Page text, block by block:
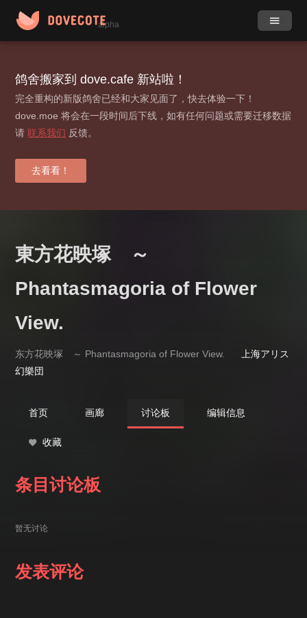
alpha
小组 目录
动态
登录 / 注册
鸽舍搬家到 dove.cafe 新站啦！
完全重构的新版鸽舍已经和大家见面了，快去体验一下！
dove.moe 将会在一段时间后下线，如有任何问题或需要迁移数据
请联系我们 反馈。
去看看！
東方花映塚 ～
Phantasmagoria of Flower
View.
东方花映塚 ～ Phantasmagoria of Flower View.
上海アリス
幻樂団
首页 画廊 讨论板 编辑信息
收藏
条目讨论板
暂无讨论
发表评论